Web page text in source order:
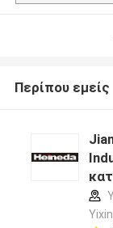
Περίπου εμείς